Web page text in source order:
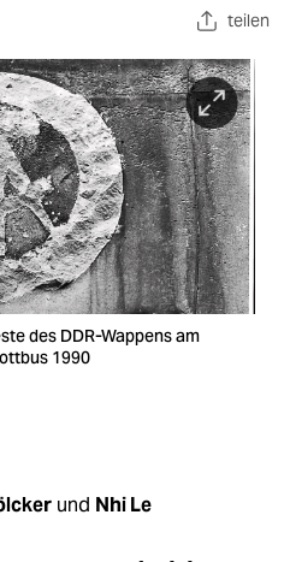
teilen
des DDR-Wappens am
1990
und Nhi Le